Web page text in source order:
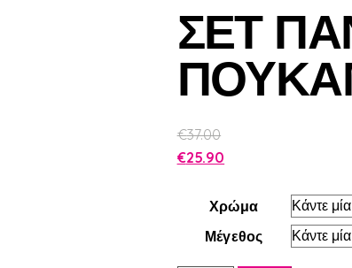
ΣΕΤ
€37.00
€25.90
Χρώμα
Μέγεθος